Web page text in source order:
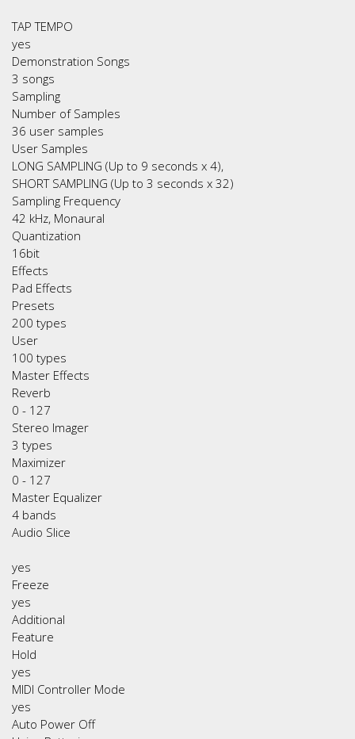
TAP TEMPO
yes
Demonstration Songs
3 songs
Sampling
Number of Samples
36 user samples
User Samples
LONG SAMPLING (Up to 9 seconds x 4),
SHORT SAMPLING (Up to 3 seconds x 32)
Sampling Frequency
42 kHz, Monaural
Quantization
16bit
Effects
Pad Effects
Presets
200 types
User
100 types
Master Effects
Reverb
0 - 127
Stereo Imager
3 types
Maximizer
0 - 127
Master Equalizer
4 bands
Audio Slice
yes
Freeze
yes
Additional
Feature
Hold
yes
MIDI Controller Mode
yes
Auto Power Off